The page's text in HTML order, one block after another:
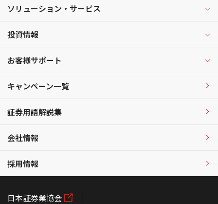
ソリューション・サービス
投資情報
お客様サポート
キャンペーン一覧
証券用語解説集
会社情報
採用情報
日本証券業協会